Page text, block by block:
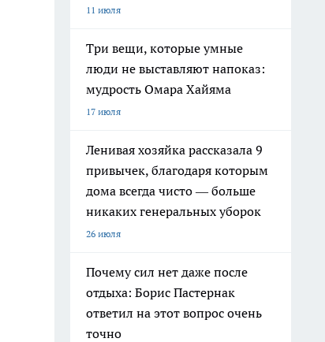
11 июля
Три вещи, которые умные
люди не выставляют напоказ:
мудрость Омара Хайяма
17 июля
Ленивая хозяйка рассказала 9
привычек, благодаря которым
дома всегда чисто — больше
никаких генеральных уборок
26 июля
Почему сил нет даже после
отдыха: Борис Пастернак
ответил на этот вопрос очень
точно